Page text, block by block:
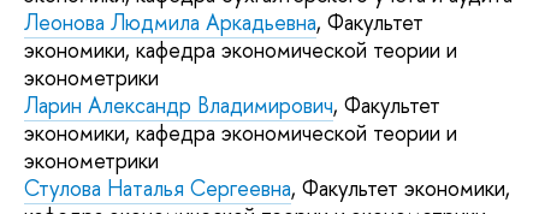
Леонова Людмила Аркадьевна, Факультет
экономики, кафедра экономической теории и
эконометрики
Ларин Александр Владимирович, Факультет
экономики, кафедра экономической теории и
эконометрики
Стулова Наталья Сергеевна, Факультет экономики,